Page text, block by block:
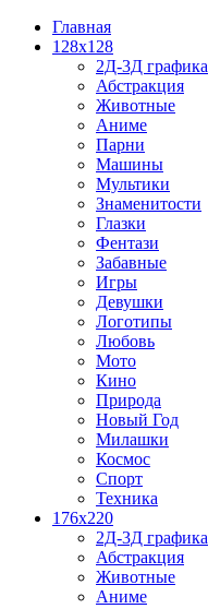
Главная
128x128
2Д-3Д графика
Абстракция
Животные
Аниме
Парни
Машины
Мультики
Знаменитости
Глазки
Фентази
Забавные
Игры
Девушки
Логотипы
Любовь
Мото
Кино
Природа
Новый Год
Милашки
Космос
Спорт
Техника
176x220
2Д-3Д графика
Абстракция
Животные
Аниме